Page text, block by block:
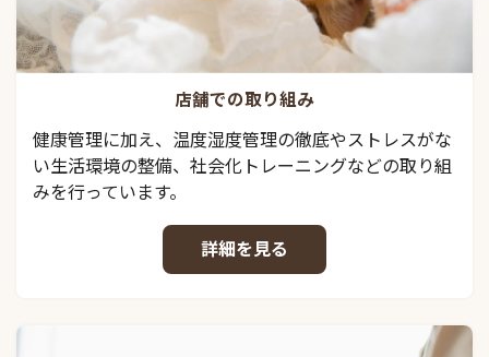
店舗での取り組み
健康管理に加え、温度湿度管理の徹底やストレスがな
い生活環境の整備、社会化トレーニングなどの取り組
みを行っています。
詳細を見る